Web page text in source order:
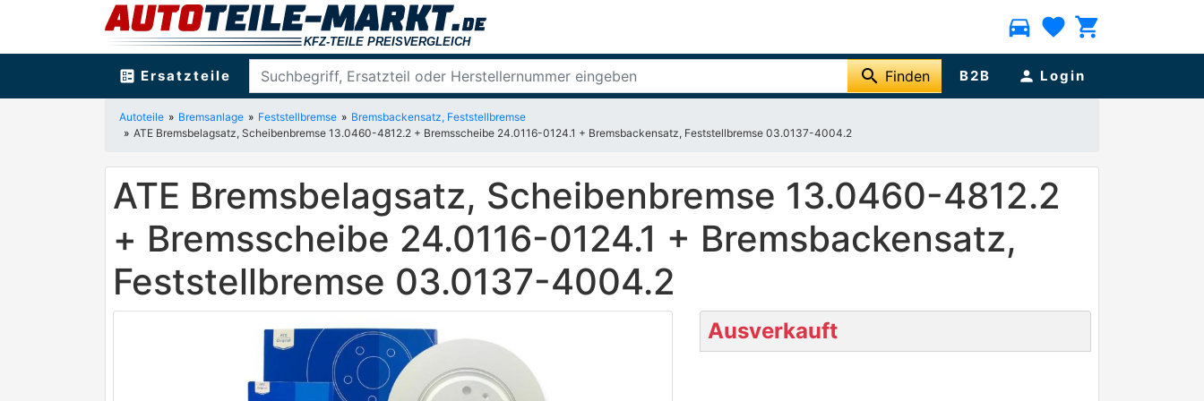
directions_car favorite shopping_cart
ballot Ersatzteile search Finden B2B person Login
Autoteile Bremsanlage Feststellbremse
Bremsbackensatz, Feststellbremse
ATE Bremsbelagsatz, Scheibenbremse 13.0460-4812.2 + Bremsscheibe 24.0116-0124.1 + Bremsbackensatz, Feststellbremse 03.0137-4004.2
ATE Bremsbelagsatz, Scheibenbremse 13.0460-4812.2
+ Bremsscheibe 24.0116-0124.1 + Bremsbackensatz,
Feststellbremse 03.0137-4004.2
Ausverkauft